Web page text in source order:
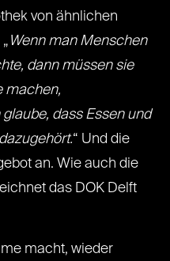
von ähnlichen
Wenn man Menschen
dann müssen sie
machen,
dass Essen und
“ Und die
an. Wie auch die
das DOK Delft
macht, wieder